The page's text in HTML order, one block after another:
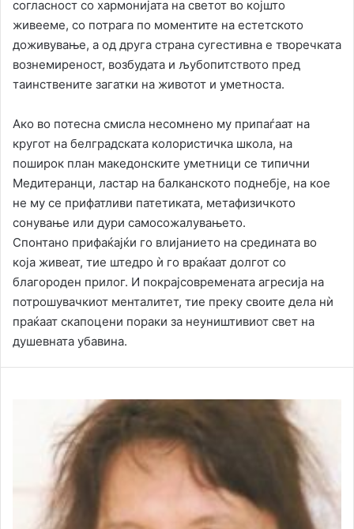
согласност со хармонијата на светот во којшто
живееме, со потрага по моментите на естетското
доживување, а од друга страна сугестивна е творечката
вознемиреност, возбудата и љубопитството пред
таинствените загатки на животот и уметноста.
Ако во потесна смисла несомнено му припаѓаат на
кругот на белградската колористичка школа, на
поширок план македонските уметници се типични
Медитеранци, ластар на балканското поднебје, на кое
не му се прифатливи патетиката, метафизичкото
сонување или дури самосожалувањето.
Спонтано прифаќајќи го влијанието на средината во
која живеат, тие штедро ѝ го враќаат долгот со
благороден прилог. И покрајсовремената агресија на
потрошувачкиот менталитет, тие преку своите дела нѝ
праќаат скапоцени пораки за неуништивиот свет на
душевната убавина.